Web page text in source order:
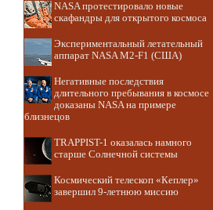
NASA протестировало новые
скафандры для открытого космоса
Экспериментальный летательный
аппарат NASA M2-F1 (США)
Негативные последствия
длительного пребывания в космосе
доказаны NASA на примере
близнецов
TRAPPIST-1 оказалась намного
старше Солнечной системы
Космический телескоп «Кеплер»
завершил 9-летнюю миссию